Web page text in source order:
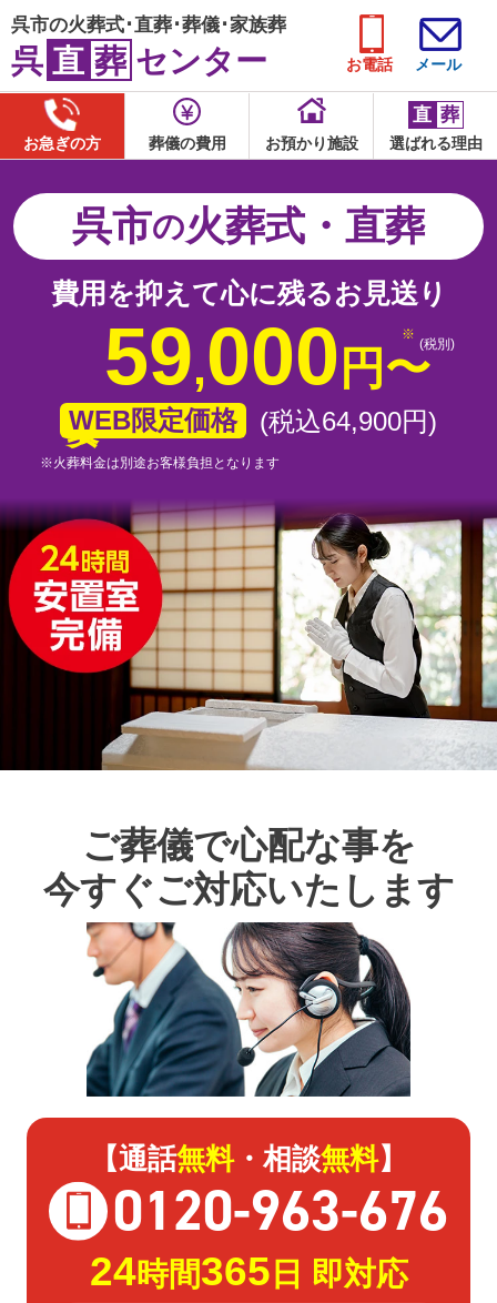
呉市の火葬式･直葬･葬儀･家族葬
呉 直 葬 センター お電話 メール
お急ぎの方 葬儀の費用 お預かり施設
直 葬
選ばれる理由
呉市の火葬式・直葬
費用を抑えて心に残るお見送り
59,000 円〜(税別)
WEB限定価格 (税込64,900円)
※火葬料金は別途お客様負担となります
ご葬儀で心配な事を
今すぐご対応いたします
【通話無料・相談無料】
0120-963-676
24時間365 日 即対応